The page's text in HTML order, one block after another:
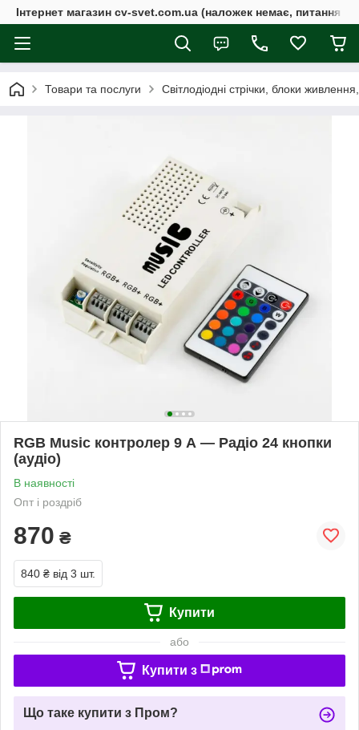
Інтернет магазин cv-svet.com.ua (наложек немає, питання у
Товари та послуги Світлодіодні стрічки, блоки
RGB Music контролер 9 А — Радіо 24 кнопки
(аудіо)
В наявності
Опт і роздріб
870 ₴
840 ₴ від 3 шт.
Купити
або
Купити з
Що таке купити з Пром?